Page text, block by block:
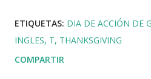
ETIQUETAS: DIA DE ACCIÓN DE
INGLES T THANKSGIVING
COMPARTIR